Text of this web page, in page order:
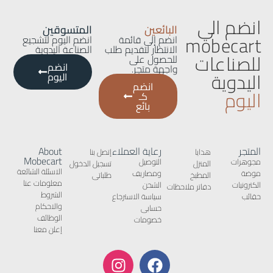
انضم الي
mobecart
للصناعات
اليدوية
اليوم
البائعين
انضم إلى قائمة
الانتظار لتقديم طلب
للحصول على
واجهة متجر.
انضم
كـ
بائع
المتسوقين
انضم اليوم لتشجيع
الصناعة اليدوية
انضم
اليوم
المتجر
مجوهرات
موضة
الكترونيات
حقائب
هدايا
المنزل
المطبخ
دفاتر ملاحظات
رعاية العملاء
التوصيل
ومصاريف
الشحن
سياسة الاسترجاع
حسابى
خصومات
إتصل بنا
تسجيل الدخول
طلباتى
About
Mobecart
الاسئلة الشائعة
معلومات عنا
الشروط
والاحكام
الوظائف
إعلن معنا